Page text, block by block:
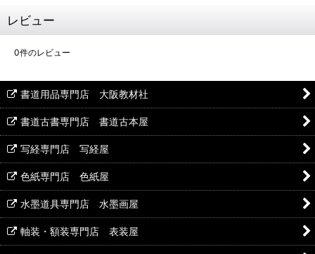
レビュー
0件のレビュー
書道用品専門店 大阪教材社
書道古書専門店 書道古本屋
写経専門店 写経屋
色紙専門店 色紙屋
水墨道具専門店 水墨画屋
軸装・額装専門店 表装屋